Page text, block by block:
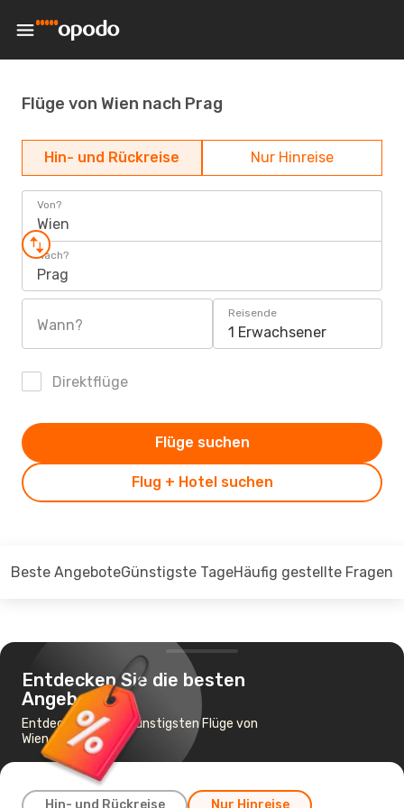
Flüge von Wien nach Prag
Hin- und Rückreise Nur Hinreise
Von?
Wien
Nach?
Prag
Wann?
Reisende
1 Erwachsener
Direktflüge
Flug + Hotel suchen
Flüge suchen
Beste AngeboteGünstigste TageHäufig gestellte Fragen
Entdecken Sie die besten
Angebote
Entdecken Sie die günstigsten Flüge von
Wien nach Prag
Hin- und Rückreise Nur Hinreise